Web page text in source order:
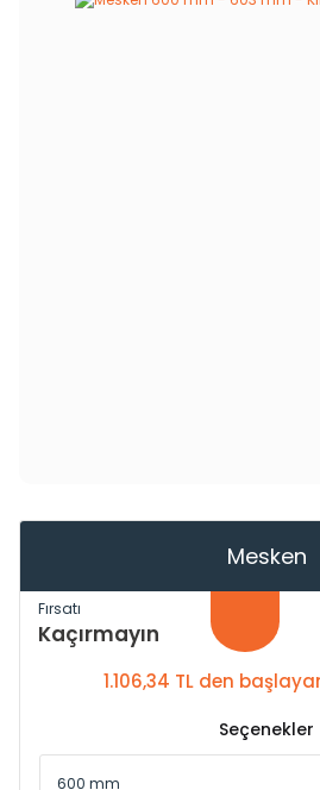
Mesken
Fırsatı
Kaçırmayın
1.106,34 TL den
Seçenekler